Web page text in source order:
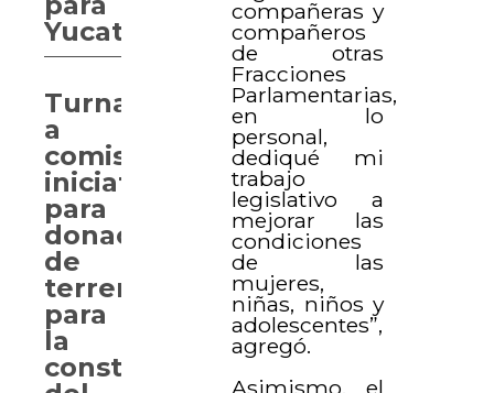
compañeras y
compañeros
de otras
Fracciones
Parlamentarias,
en lo
personal,
dediqué mi
trabajo
legislativo a
mejorar las
condiciones
de las
mujeres,
niñas, niños y
adolescentes”,
agregó.
Asimismo, el
Yucatán
Turnan
a
comisión
iniciativa
para
donación
de
terrenos
para
la
construcción